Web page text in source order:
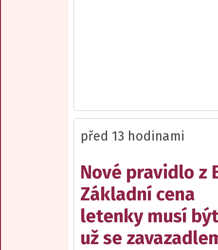
před 13 hodinami
Nové pravidlo z
Základní cena
letenky musí
už se